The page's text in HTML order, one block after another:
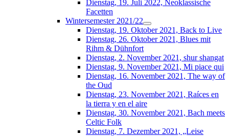
Dienstag, 19. Juli 2022, Neoklassische
Facetten
Wintersemester 2021/22
Dienstag, 19. Oktober 2021, Back to Live
Dienstag, 26. Oktober 2021, Blues mit
Rihm & Dühnfort
Dienstag, 2. November 2021, shur shangat
Dienstag, 9. November 2021, Mi piace qui
Dienstag, 16. November 2021, The way of
the Oud
Dienstag, 23. November 2021, Raíces en
la tierra y en el aire
Dienstag, 30. November 2021, Bach meets
Celtic Folk
Dienstag, 7. Dezember 2021, „Leise